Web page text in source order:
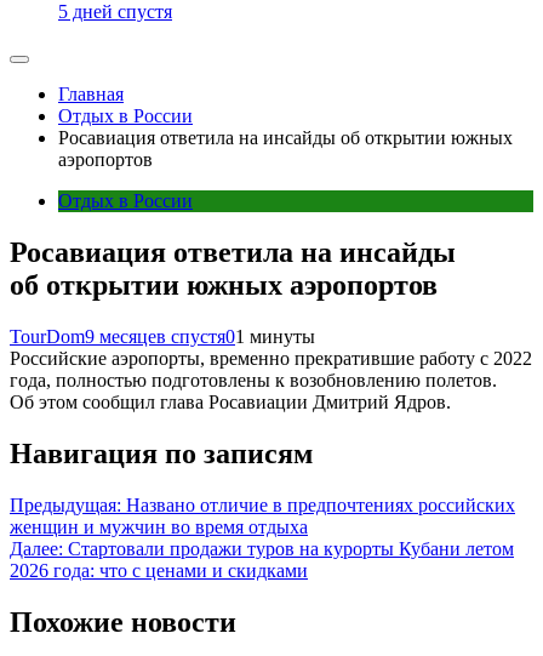
5 дней спустя
Главная
Отдых в России
Росавиация ответила на инсайды об открытии южных
аэропортов
Отдых в России
Росавиация ответила на инсайды
об открытии южных аэропортов
TourDom9 месяцев спустя01 минуты
Российские аэропорты, временно прекратившие работу с 2022
года, полностью подготовлены к возобновлению полетов.
Об этом сообщил глава Росавиации Дмитрий Ядров.
Навигация по записям
Предыдущая: Названо отличие в предпочтениях российских
женщин и мужчин во время отдыха
Далее: Стартовали продажи туров на курорты Кубани летом
2026 года: что с ценами и скидками
Похожие новости